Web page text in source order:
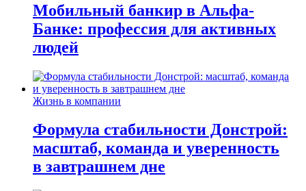
Мобильный банкир в Альфа-
Банке: профессия для активных
людей
Жизнь в компании
Формула стабильности Донстрой:
масштаб, команда и уверенность
в завтрашнем дне